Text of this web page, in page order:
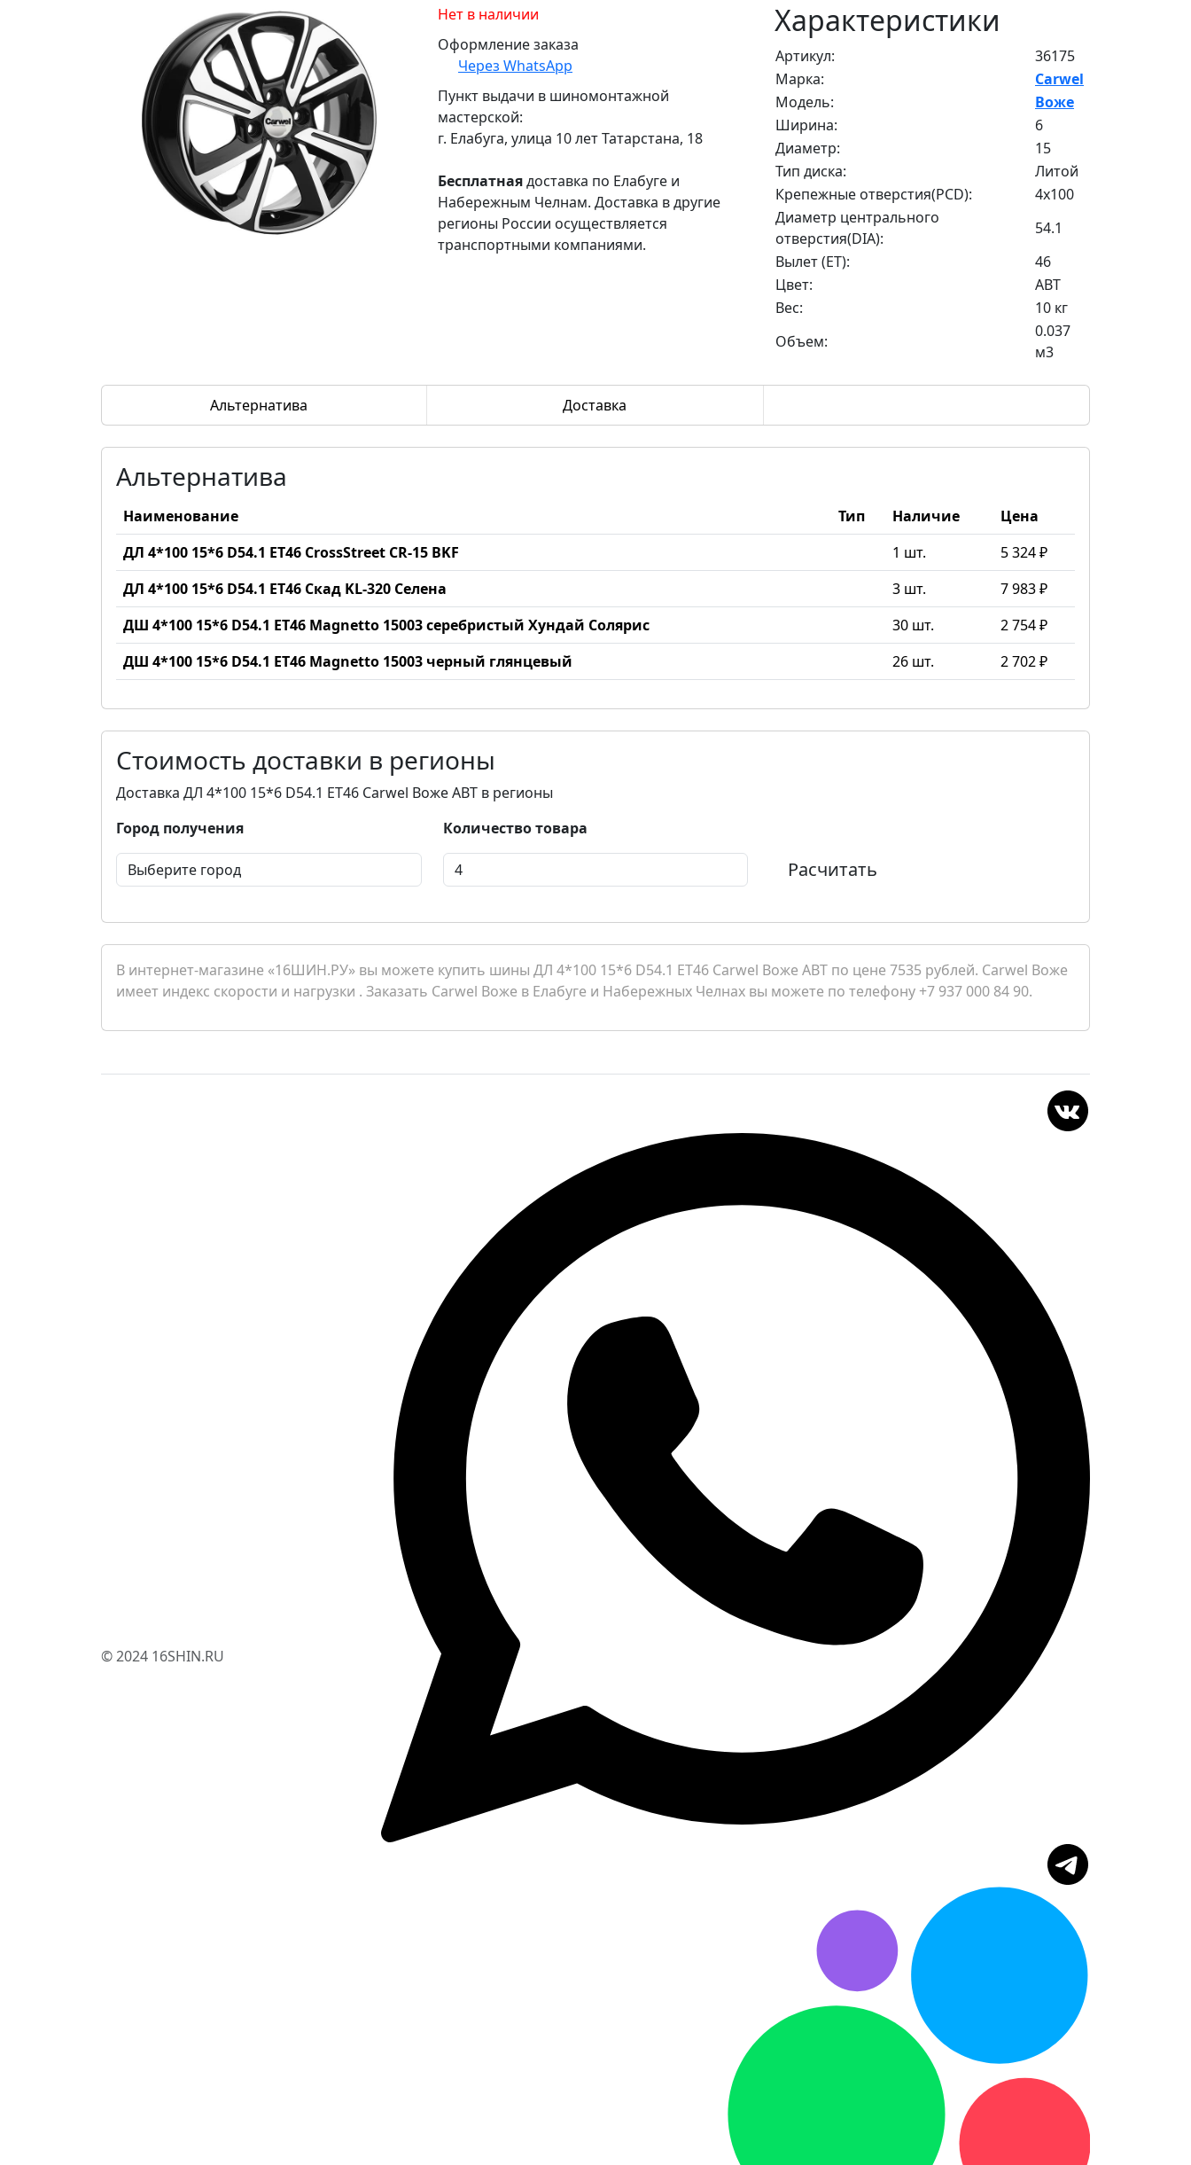
Нет в наличии
Оформление заказа
Через WhatsApp
Пункт выдачи в шиномонтажной
мастерской:
г. Елабуга, улица 10 лет Татарстана, 18
Бесплатнаядоставка по Елабуге и
Набережным Челнам. Доставка в другие
регионы России осуществляется
транспортными компаниями.
Характеристики
Артикул:
36175
Марка:
Carwel
Модель:
Воже
Ширина:
6
Диаметр:
15
Тип диска:
Литой
Крепежные отверстия(PCD):
4x100
Диаметр центрального
отверстия(DIA):
54.1
Вылет (ET):
46
Цвет:
ABT
Вес:
10 кг
Объем:
0.037
м3
Альтернатива Доставка
Альтернатива
Наименование Тип Наличие
Цена
ДЛ 4*100 15*6 D54.1 ET46 CrossStreet CR-15 BKF
1 шт.
5 324 ₽
ДЛ 4*100 15*6 D54.1 ET46 Скад KL-320 Селена
3 шт.
7 983 ₽
ДШ 4*100 15*6 D54.1 ET46 Magnetto 15003 серебристый Хундай Солярис
30 шт.
2 754 ₽
ДШ 4*100 15*6 D54.1 ET46 Magnetto 15003 черный глянцевый
26 шт. 2 702 ₽
Стоимость доставки в регионы
Доставка ДЛ 4*100 15*6 D54.1 ET46 Carwel Воже ABT в регионы
Город получения
Количество товара
Расчитать
В интернет-магазине «16ШИН.РУ» вы можете купить шины ДЛ 4*100 15*6 D54.1 ET46 Carwel Воже ABT по цене 7535 рублей. Carwel Воже
имеет индекс скорости и нагрузки . Заказать Carwel Воже в Елабуге и Набережных Челнах вы можете по телефону +7 937 000 84 90.
© 2024 16SHIN.RU